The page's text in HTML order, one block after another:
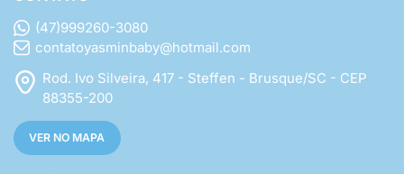
(47)999260-3080
contatoyasminbaby@hotmail.com
Rod. Ivo Silveira, 417 - Steffen - Brusque/SC - CEP
88355-200
VER NO MAPA